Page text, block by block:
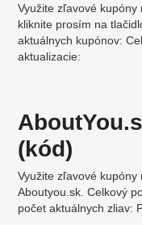
Využite zľavové
kliknite prosím na
aktuálnych kupónov:
aktualizacie:
(kód)
Využite zľavové
Aboutyou.sk. Celkový
počet aktuálnych zliav: